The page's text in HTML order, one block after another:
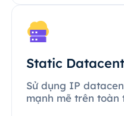
Static
Sử dụng IP
mạnh mẽ trên toàn